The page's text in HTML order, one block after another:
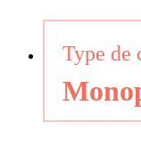
Type de